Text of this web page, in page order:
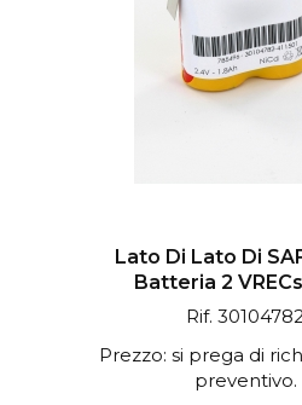
Lato Di Lato Di
Batteria 2
Rif.
Prezzo: si prega di
preventivo.